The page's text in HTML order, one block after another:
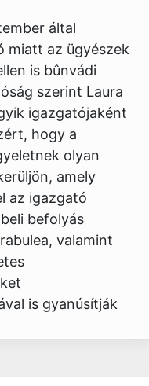
által
miatt az ügyészek
is bûnvádi
szerint Laura
igazgatójaként
hogy a
olyan
amely
az igazgató
befolyás
valamint
is gyanúsítják